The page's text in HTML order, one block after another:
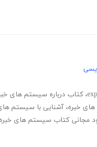
، کتاب درباره سیستم های
خبره، آشنایی با سیستم
مجانی کتاب سیستم های خبره